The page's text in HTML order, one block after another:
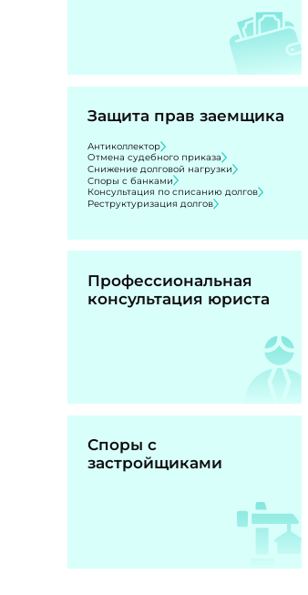
Защита прав заемщика
Антиколлектор
Отмена судебного приказа
Снижение долговой нагрузки
Споры с банками
Консультация по списанию долгов
Реструктуризация долгов
Профессиональная
консультация юриста
Споры с
застройщиками